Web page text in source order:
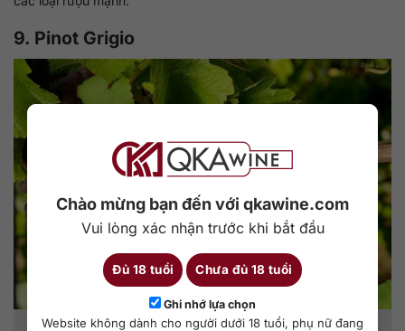
Chào mừng bạn đến với qkawine.com
Vui lòng xác nhận trước khi bắt đầu
Đủ 18 tuổi Chưa đủ 18 tuổi
Ghi nhớ lựa chọn
Website không dành cho người dưới 18 tuổi, phụ nữ đang
9. Pinot Grigio
Nho Pinot Grigio.